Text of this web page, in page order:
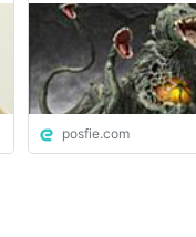
posfie.com